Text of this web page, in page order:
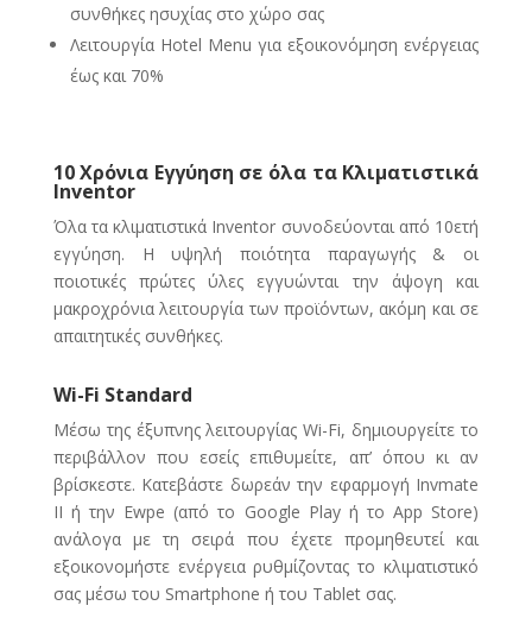
συνθήκες ησυχίας στο χώρο σας
Λειτουργία Hotel Menu για εξοικονόμηση ενέργειας
έως και 70%
10 Χρόνια Εγγύηση σε όλα τα Κλιματιστικά
Inventor
Όλα τα κλιματιστικά Inventor συνοδεύονται από 10ετή
εγγύηση. Η υψηλή ποιότητα παραγωγής & οι
ποιοτικές πρώτες ύλες εγγυώνται την άψογη και
μακροχρόνια λειτουργία των προϊόντων, ακόμη και σε
απαιτητικές συνθήκες.
Wi-Fi Standard
Mέσω της έξυπνης λειτουργίας Wi-Fi, δημιουργείτε το
περιβάλλον που εσείς επιθυμείτε, απ’ όπου κι αν
βρίσκεστε. Κατεβάστε δωρεάν την εφαρμογή Invmate
II ή την Ewpe (από το Google Play ή το App Store)
ανάλογα με τη σειρά που έχετε προμηθευτεί και
εξοικονομήστε ενέργεια ρυθμίζοντας το κλιματιστικό
σας μέσω του Smartphone ή του Tablet σας.